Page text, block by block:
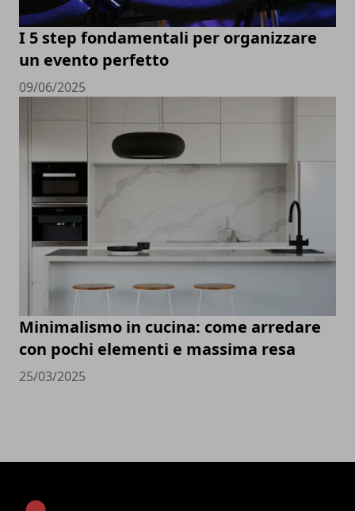
I 5 step fondamentali per organizzare
un evento perfetto
09/06/2025
Minimalismo in cucina: come arredare
con pochi elementi e massima resa
25/03/2025